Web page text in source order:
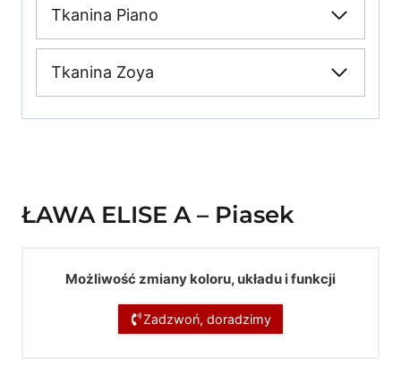
Tkanina Piano
Tkanina Zoya
ŁAWA ELISE A – Piasek
Możliwość zmiany koloru, układu i funkcji
Zadzwoń, doradzimy